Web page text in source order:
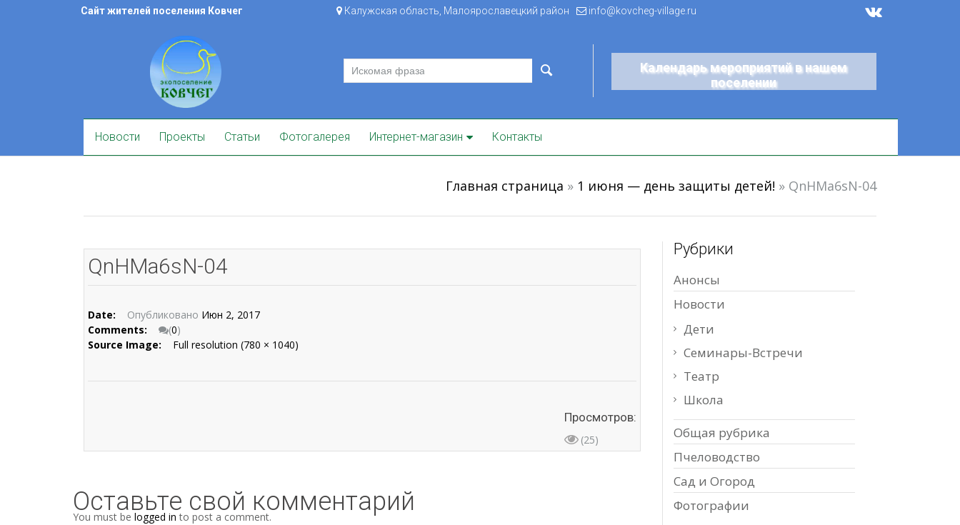
Skip
Сайт жителей поселения Ковчег Калужская область, Малоярославецкий район info@kovcheg-village.ru
Календарь мероприятий в нашем
поселении
content
Новости Проекты Статьи Фотогалерея Интернет-магазин Контакты
Главная страница » 1 июня — день защиты детей! » QnHMa6sN-04
QnHMa6sN-04
Date: Опубликовано Июн 2, 2017
Comments:
(0)
Source Image:
Full resolution (780 × 1040)
Просмотров:
(25)
Оставьте свой комментарий
You must be logged in to post a comment.
Рубрики
Анонсы
Новости
Дети
Семинары-Встречи
Театр
Школа
Общая рубрика
Пчеловодство
Сад и Огород
Фотографии